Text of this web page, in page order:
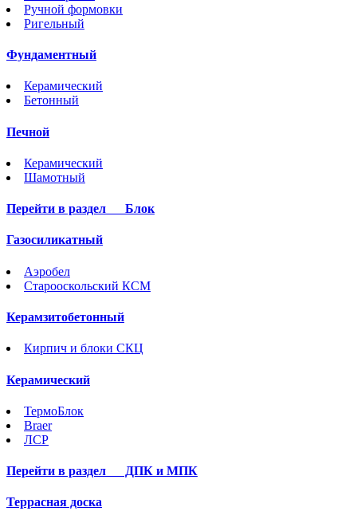
Ручной формовки
Ригельный
Фундаментный
Керамический
Бетонный
Печной
Керамический
Шамотный
Перейти в раздел Блок
Газосиликатный
Аэробел
Старооскольский КСМ
Керамзитобетонный
Кирпич и блоки СКЦ
Керамический
ТермоБлок
Braer
ЛСР
Перейти в раздел ДПК и МПК
Террасная доска